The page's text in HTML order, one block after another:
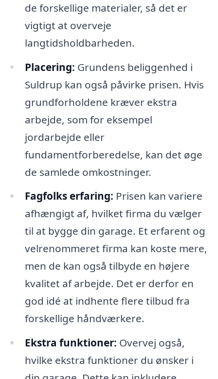
de forskellige materialer, så det er
vigtigt at overveje
langtidsholdbarheden.
Placering: Grundens beliggenhed i
Suldrup kan også påvirke prisen. Hvis
grundforholdene kræver ekstra
arbejde, som for eksempel
jordarbejde eller
fundamentforberedelse, kan det øge
de samlede omkostninger.
Fagfolks erfaring: Prisen kan variere
afhængigt af, hvilket firma du vælger
til at bygge din garage. Et erfarent og
velrenommeret firma kan koste mere,
men de kan også tilbyde en højere
kvalitet af arbejde. Det er derfor en
god idé at indhente flere tilbud fra
forskellige håndværkere.
Ekstra funktioner: Overvej også,
hvilke ekstra funktioner du ønsker i